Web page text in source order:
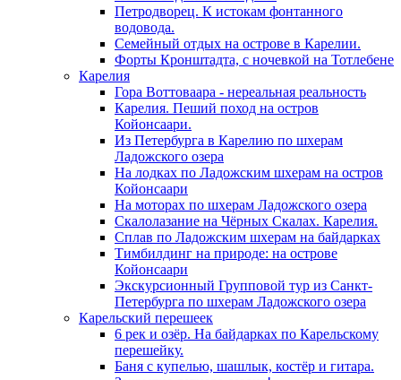
Петродворец. К истокам фонтанного
водовода.
Семейный отдых на острове в Карелии.
Форты Кронштадта, с ночевкой на Тотлебене
Карелия
Гора Воттоваара - нереальная реальность
Карелия. Пеший поход на остров
Койонсаари.
Из Петербурга в Карелию по шхерам
Ладожского озера
На лодках по Ладожским шхерам на остров
Койонсаари
На моторах по шхерам Ладожского озера
Скалолазание на Чёрных Скалах. Карелия.
Сплав по Ладожским шхерам на байдарках
Тимбилдинг на природе: на острове
Койонсаари
Экскурсионный Групповой тур из Санкт-
Петербурга по шхерам Ладожского озера
Карельский перешеек
6 рек и озёр. На байдарках по Карельскому
перешейку.
Баня с купелью, шашлык, костёр и гитара.